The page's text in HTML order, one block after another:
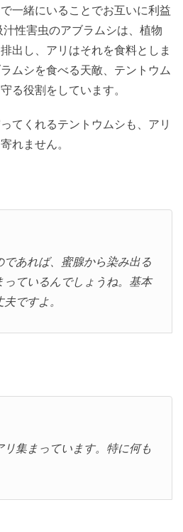
で一緒にいることでお互いに利益
性害虫のアブラムシは、植物
出し、アリはそれを食料としま
ムシを食べる天敵、テントウム
る役割をしています。
てくれるテントウムシも、アリ
れません。
であれば、蜜腺から染み出る
ているんでしょうね。基本
ですよ。
集まっています。特に何も